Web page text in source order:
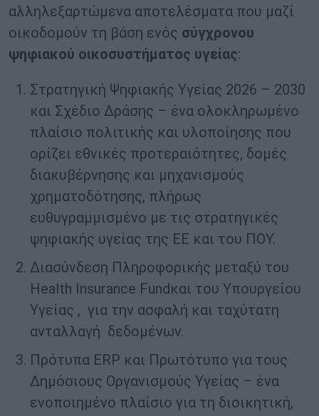
αλληλεξαρτώμενα αποτελέσματα που μαζί
οικοδομούν τη βάση ενός σύγχρονου
ψηφιακού οικοσυστήματος υγείας:
Στρατηγική Ψηφιακής Υγείας 2026 – 2030
και Σχέδιο Δράσης – ένα ολοκληρωμένο
πλαίσιο πολιτικής και υλοποίησης που
ορίζει εθνικές προτεραιότητες, δομές
διακυβέρνησης και μηχανισμούς
χρηματοδότησης, πλήρως
ευθυγραμμισμένο με τις στρατηγικές
ψηφιακής υγείας της ΕΕ και του ΠΟΥ.
Διασύνδεση Πληροφορικής μεταξύ του
Health Insurance Fundκαι του Υπουργείου
Υγείας , για την ασφαλή και ταχύτατη
ανταλλαγή δεδομένων.
Πρότυπα ERP και Πρωτότυπο για τους
Δημόσιους Οργανισμούς Υγείας – ένα
ενοποιημένο πλαίσιο για τη διοικητική,